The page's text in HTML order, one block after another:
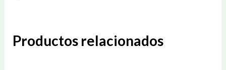
Productos relacionados